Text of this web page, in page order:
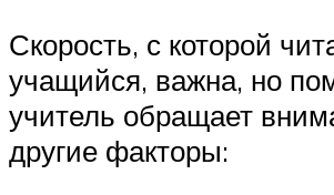
Скорость, с которой
учащийся, важна, но
учитель обращает
другие факторы: